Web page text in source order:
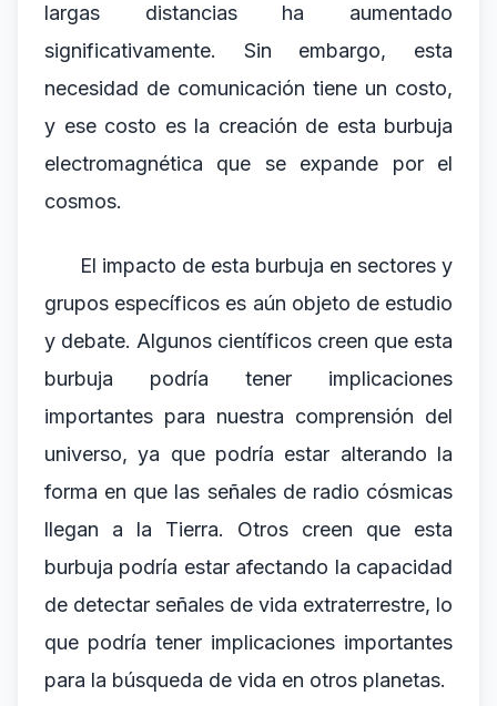
largas distancias ha aumentado
significativamente. Sin embargo, esta
necesidad de comunicación tiene un costo,
y ese costo es la creación de esta burbuja
electromagnética que se expande por el
cosmos.
El impacto de esta burbuja en sectores y
grupos específicos es aún objeto de estudio
y debate. Algunos científicos creen que esta
burbuja podría tener implicaciones
importantes para nuestra comprensión del
universo, ya que podría estar alterando la
forma en que las señales de radio cósmicas
llegan a la Tierra. Otros creen que esta
burbuja podría estar afectando la capacidad
de detectar señales de vida extraterrestre, lo
que podría tener implicaciones importantes
para la búsqueda de vida en otros planetas.